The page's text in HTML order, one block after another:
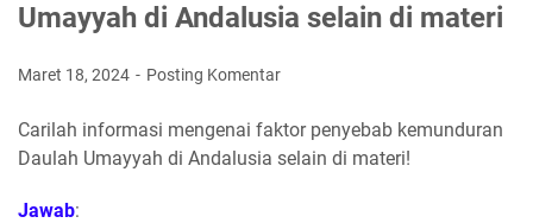
Umayyah di Andalusia selain di materi
Maret 18, 2024 Posting Komentar
Carilah informasi mengenai faktor penyebab kemunduran
Daulah Umayyah di Andalusia selain di materi!
Jawab: